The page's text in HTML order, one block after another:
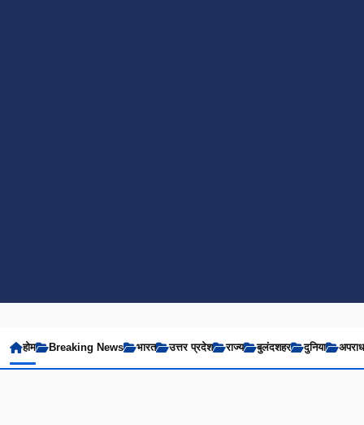
होम Breaking News भारत उत्तर प्रदेश राज्य बुलंदशहर दुनिया अपराध